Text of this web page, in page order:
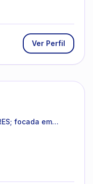
Ver Perfil
focada em